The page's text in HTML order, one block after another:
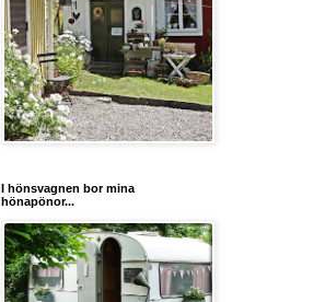
I hönsvagnen bor mina
hönapönor...